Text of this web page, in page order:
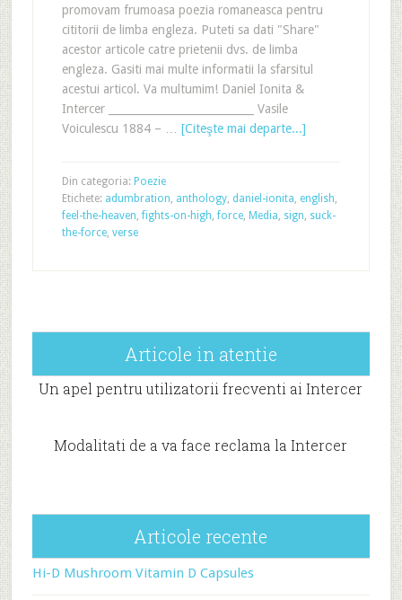
promovam frumoasa poezia romaneasca pentru
cititorii de limba engleza. Puteti sa dati "Share"
acestor articole catre prietenii dvs. de limba
engleza. Gasiti mai multe informatii la sfarsitul
acestui articol. Va multumim! Daniel Ionita &
Intercer ___________________________ Vasile
Voiculescu 1884 – … [Citeşte mai departe...]
Din categoria: Poezie
Etichete: adumbration, anthology, daniel-ionita, english,
feel-the-heaven,fights-on-high,force, Media, sign, suck-
the-force, verse
Articole in atentie
Un apel pentru utilizatorii frecventi ai Intercer
Modalitati de a va face reclama la Intercer
Articole recente
Hi-D Mushroom Vitamin D Capsules